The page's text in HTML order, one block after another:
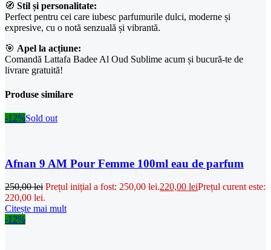
🧭 Stil și personalitate:
Perfect pentru cei care iubesc parfumurile dulci, moderne și
expresive, cu o notă senzuală și vibrantă.
🎯 Apel la acțiune:
Comandă Lattafa Badee Al Oud Sublime acum și bucură-te de
livrare gratuită!
Produse similare
-12%Sold out
Afnan 9 AM Pour Femme 100ml eau de parfum
250,00lei Prețul inițial a fost: 250,00 lei.220,00 leiPrețul curent este:
220,00 lei.
Citește mai mult
-12%